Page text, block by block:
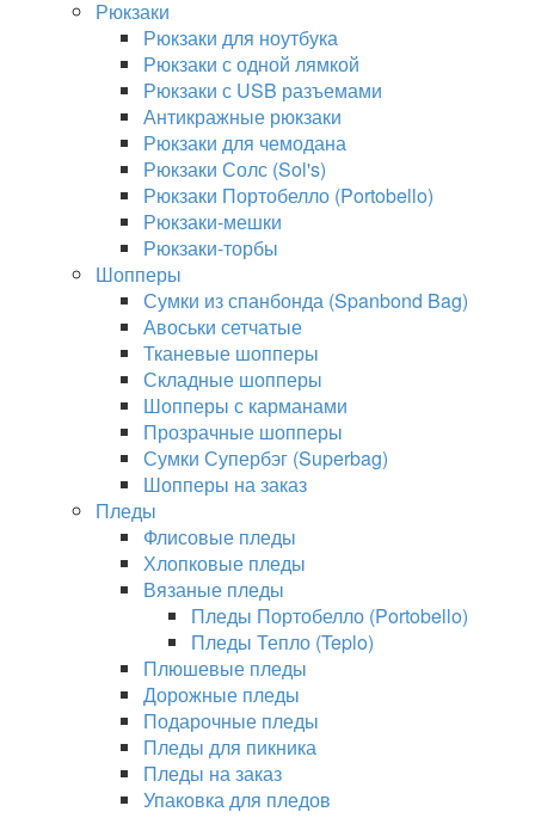
Рюкзаки
Рюкзаки для ноутбука
Рюкзаки с одной лямкой
Рюкзаки с USB разъемами
Антикражные рюкзаки
Рюкзаки для чемодана
Рюкзаки Солс (Sol's)
Рюкзаки Портобелло (Portobello)
Рюкзаки-мешки
Рюкзаки-торбы
Шопперы
Сумки из спанбонда (Spanbond Bag)
Авоськи сетчатые
Тканевые шопперы
Складные шопперы
Шопперы с карманами
Прозрачные шопперы
Сумки Супербэг (Superbag)
Шопперы на заказ
Пледы
Флисовые пледы
Хлопковые пледы
Вязаные пледы
Пледы Портобелло (Portobello)
Пледы Тепло (Teplo)
Плюшевые пледы
Дорожные пледы
Подарочные пледы
Пледы для пикника
Пледы на заказ
Упаковка для пледов